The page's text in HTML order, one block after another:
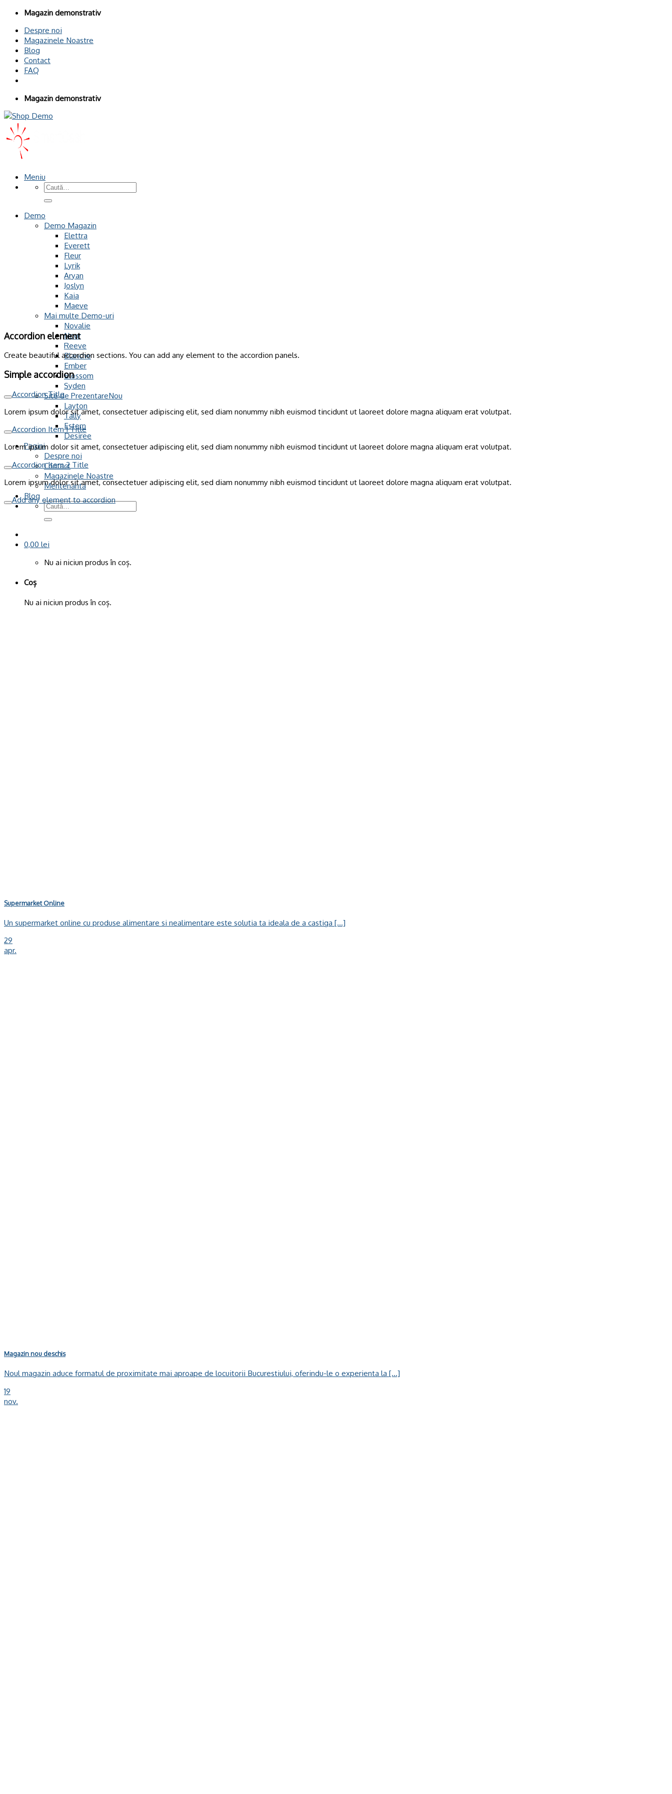
OmitețiMagazin demonstrativ
Despre noi
Magazinele Noastre
Blog
Contact
FAQ
Magazin demonstrativ
Meniu
Caută
după:
Demo
Demo Magazin
Elettra
Everett
Fleur
Lyrik
Aryan
Joslyn
Kaia
Maeve
Mai multe Demo-uri
Novalie
Noor
Reeve
Blanche
Ember
Blossom
Syden
Site de Prezentare
Layton
Tally
Estern
Desiree
Pagini
Despre noi
Contact
Magazinele Noastre
Mentenanta
Blog
Caută
0,00 lei
Nu ai niciun produs în coș.
Coș
Nu ai niciun produs în coș.
Accordion element
Create beautiful accordion sections. You can add any element to the accordion panels.
Simple accordion
Accordion Title
Lorem ipsum dolor sit amet, consectetuer adipiscing elit, sed diam nonummy nibh euismod tincidunt ut laoreet dolore magna aliquam erat volutpat.
Accordion Item 1 Title
Lorem ipsum dolor sit amet, consectetuer adipiscing elit, sed diam nonummy nibh euismod tincidunt ut laoreet dolore magna aliquam erat volutpat.
Accordion Item 2 Title
Lorem ipsum dolor sit amet, consectetuer adipiscing elit, sed diam nonummy nibh euismod tincidunt ut laoreet dolore magna aliquam erat volutpat.
Add any element to accordion
Supermarket Online
Un supermarket online cu produse alimentare si nealimentare este solutia ta ideala de a castiga [...]
29
apr.
Magazin nou deschis
Noul magazin aduce formatul de proximitate mai aproape de locuitorii Bucurestiului, oferindu-le o experienta la [...]
19
nov.